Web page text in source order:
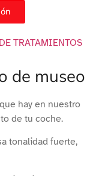
TRATAMIENTOS
de museo
hay en nuestro
de tu coche.
tonalidad fuerte,